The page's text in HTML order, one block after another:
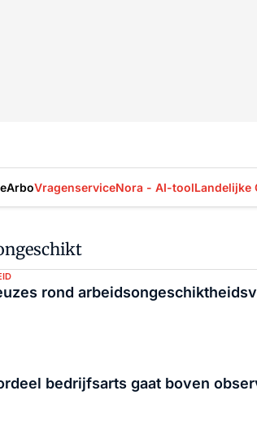
ArboVragenserviceNora - AI-toolLandelijke
rond
bedrijfsarts gaat boven